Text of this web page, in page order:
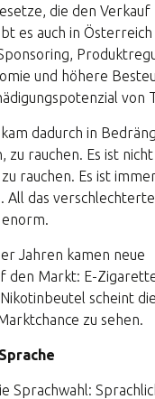
die den Verkauf
es auch in
und höhere
von
dadurch in
zu rauchen. Es ist
rauchen. Es ist
All das
Jahren kamen neue
den Markt: E-
scheint die
zu sehen.
Sprachwahl: